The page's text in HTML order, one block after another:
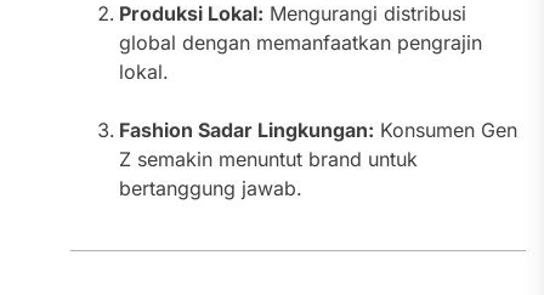
Produksi Lokal: Mengurangi distribusi
global dengan memanfaatkan pengrajin
lokal.
Fashion Sadar Lingkungan: Konsumen Gen
Z semakin menuntut brand untuk
bertanggung jawab.